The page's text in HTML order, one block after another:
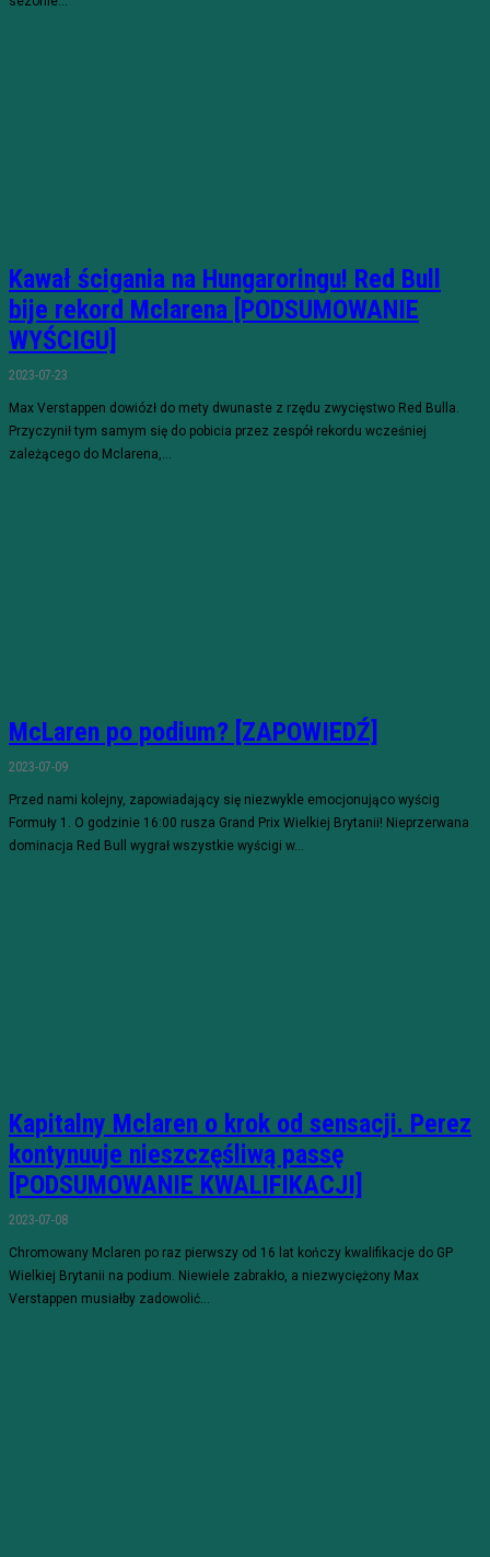
Kawał ścigania na Hungaroringu! Red Bull
bije rekord Mclarena [PODSUMOWANIE
WYŚCIGU]
2023-07-23
Max Verstappen dowiózł do mety dwunaste z rzędu zwycięstwo Red Bulla.
Przyczynił tym samym się do pobicia przez zespół rekordu wcześniej
zależącego do Mclarena,...
McLaren po podium? [ZAPOWIEDŹ]
2023-07-09
Przed nami kolejny, zapowiadający się niezwykle emocjonująco wyścig
Formuły 1. O godzinie 16:00 rusza Grand Prix Wielkiej Brytanii! Nieprzerwana
dominacja Red Bull wygrał wszystkie wyścigi w...
Kapitalny Mclaren o krok od sensacji. Perez
kontynuuje nieszczęśliwą passę
[PODSUMOWANIE KWALIFIKACJI]
2023-07-08
Chromowany Mclaren po raz pierwszy od 16 lat kończy kwalifikacje do GP
Wielkiej Brytanii na podium. Niewiele zabrakło, a niezwyciężony Max
Verstappen musiałby zadowolić...